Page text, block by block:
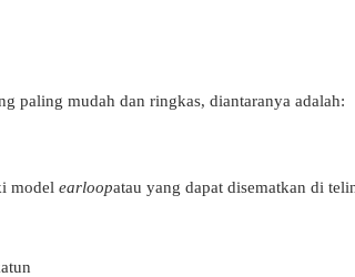
paling mudah dan ringkas, diantaranya adalah:
modelearloopatau yang dapat disematkan di